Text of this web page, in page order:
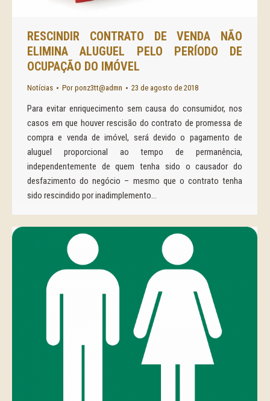
RESCINDIR CONTRATO DE VENDA NÃO
ELIMINA ALUGUEL PELO PERÍODO DE
OCUPAÇÃO DO IMÓVEL
Notícias Por ponz3tt@admn 23 de agosto de 2018
Para evitar enriquecimento sem causa do consumidor, nos
casos em que houver rescisão do contrato de promessa de
compra e venda de imóvel, será devido o pagamento de
aluguel proporcional ao tempo de permanência,
independentemente de quem tenha sido o causador do
desfazimento do negócio – mesmo que o contrato tenha
sido rescindido por inadimplemento…